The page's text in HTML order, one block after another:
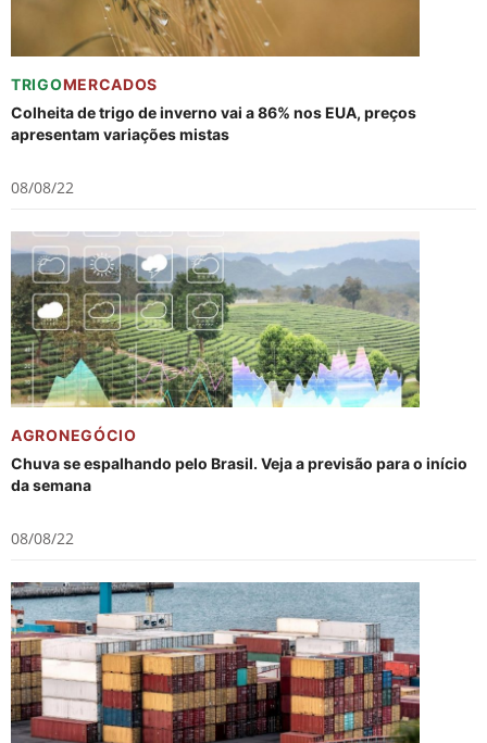
TRIGOMERCADOS
Colheita de trigo de inverno vai a 86% nos EUA, preços
apresentam variações mistas
08/08/22
AGRONEGÓCIO
Chuva se espalhando pelo Brasil. Veja a previsão para o início
da semana
08/08/22